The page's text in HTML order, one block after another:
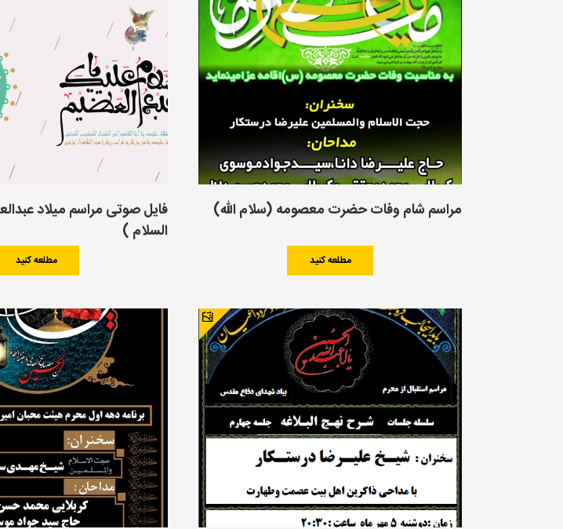
مراسم شام وفات حضرت معصومه (سلام الله)
مطلعه کنید
فایل صوتی مراسم میلاد
السلام )
مطلعه کنید